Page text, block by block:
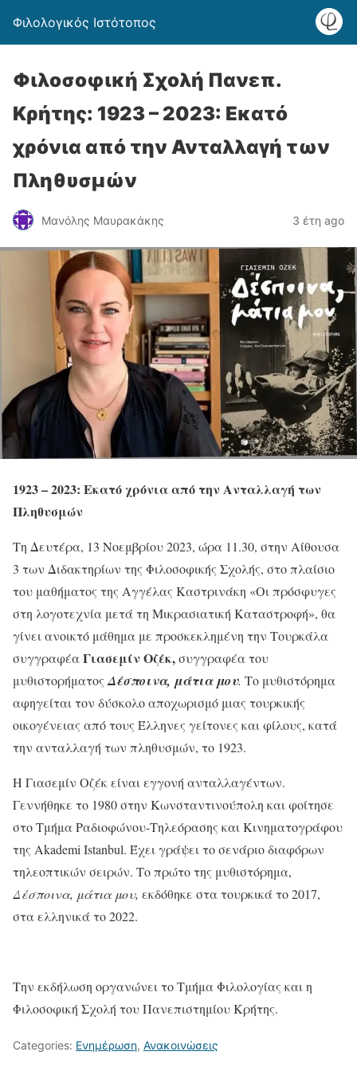
Φιλολογικός Ιστότοπος
Φιλοσοφική Σχολή Πανεπ.
Κρήτης: 1923 – 2023: Εκατό
χρόνια από την Ανταλλαγή των
Πληθυσμών
Μανόλης Μαυρακάκης 3 έτη ago
1923 – 2023: Εκατό χρόνια από την Ανταλλαγή των
Πληθυσμών
Τη Δευτέρα, 13 Νοεμβρίου 2023, ώρα 11.30, στην Αίθουσα
3 των Διδακτηρίων της Φιλοσοφικής Σχολής, στο πλαίσιο
του μαθήματος της Αγγέλας Καστρινάκη «Οι πρόσφυγες
στη λογοτεχνία μετά τη Μικρασιατική Καταστροφή», θα
γίνει ανοικτό μάθημα με προσκεκλημένη την Τουρκάλα
συγγραφέαΓιασεμίν Οζέκ,συγγραφέα του
μυθιστορήματος Δέσποινα, μάτια μου. Το μυθιστόρημα
αφηγείται τον δύσκολο αποχωρισμό μιας τουρκικής
οικογένειας από τους Έλληνες γείτονες και φίλους, κατά
την ανταλλαγή των πληθυσμών, το 1923.
Η Γιασεμίν Οζέκ είναι εγγονή ανταλλαγέντων.
Γεννήθηκε το 1980 στην Κωνσταντινούπολη και φοίτησε
στο Tμήμα Ραδιoφώνου-Τηλεόρασης και Κινηματογράφου
της Akademi Istanbul. Έχει γράψει το σενάριο διαφόρων
τηλεοπτικών σειρών. Το πρώτο της μυθιστόρημα,
Δέσποινα, μάτια μου, εκδόθηκε στα τουρκικά το 2017,
στα ελληνικά το 2022.
Την εκδήλωση οργανώνει το Τμήμα Φιλολογίας και η
Φιλοσοφική Σχολή του Πανεπιστημίου Κρήτης.
Categories: Ενημέρωση, Ανακοινώσεις